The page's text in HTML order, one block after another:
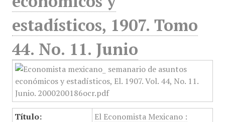
estadísticos, 1907. Tomo
44. No. 11. Junio
Título:
El Economista Mexicano :